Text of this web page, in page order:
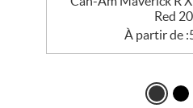
Red
À partir de :